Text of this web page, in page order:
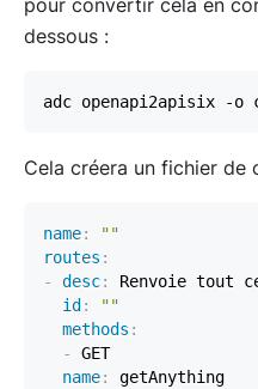
dessous :
Cela créera un fichier
name:
""
routes :
-
desc:
id :
""
methods :
-
name: